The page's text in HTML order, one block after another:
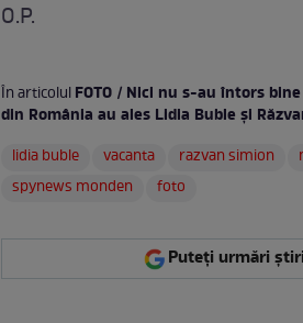
O.P.
În articolulFOTO / Nici nu s-au întors
din România au ales Lidia Buble şi
lidia buble
vacanta razvan simion
spynews monden
foto
Puteți urmări